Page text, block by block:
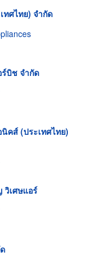
ทศไทย) จำกัด
ร์บิช จำกัด
คส์ (ประเทศไทย)
เศษแอร์